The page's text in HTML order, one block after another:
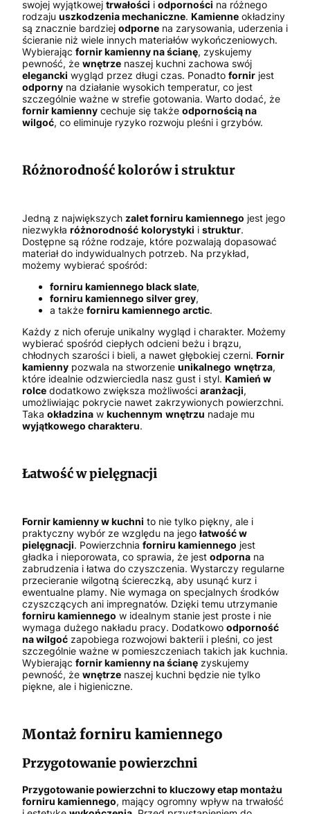
swojej wyjątkowej trwałości i odporności na różnego
rodzaju uszkodzenia mechaniczne. Kamienne okładziny
są znacznie bardziej odporne na zarysowania, uderzenia i
ścieranie niż wiele innych materiałów wykończeniowych.
Wybierając fornir kamienny na ścianę, zyskujemy
pewność, że wnętrze naszej kuchni zachowa swój
elegancki wygląd przez długi czas. Ponadto fornir jest
odporny na działanie wysokich temperatur, co jest
szczególnie ważne w strefie gotowania. Warto dodać, że
fornir kamienny cechuje się także odpornością na
wilgoć, co eliminuje ryzyko rozwoju pleśni i grzybów.
Różnorodność kolorów i struktur
Jedną z największych zalet forniru kamiennego jest jego
niezwykła różnorodność kolorystyki i struktur.
Dostępne są różne rodzaje, które pozwalają dopasować
materiał do indywidualnych potrzeb. Na przykład,
możemy wybierać spośród:
forniru kamiennego black slate,
forniru kamiennego silver grey,
a także forniru kamiennego arctic.
Każdy z nich oferuje unikalny wygląd i charakter. Możemy
wybierać spośród ciepłych odcieni beżu i brązu,
chłodnych szarości i bieli, a nawet głębokiej czerni. Fornir
kamienny pozwala na stworzenie unikalnego wnętrza,
które idealnie odzwierciedla nasz gust i styl. Kamień w
rolce dodatkowo zwiększa możliwości aranżacji,
umożliwiając pokrycie nawet zakrzywionych powierzchni.
Taka okładzina w kuchennym wnętrzu nadaje mu
wyjątkowego charakteru.
Łatwość w pielęgnacji
Fornir kamienny w kuchni to nie tylko piękny, ale i
praktyczny wybór ze względu na jego łatwość w
pielęgnacji. Powierzchnia forniru kamiennego jest
gładka i nieporowata, co sprawia, że jest odporna na
zabrudzenia i łatwa do czyszczenia. Wystarczy regularne
przecieranie wilgotną ściereczką, aby usunąć kurz i
ewentualne plamy. Nie wymaga on specjalnych środków
czyszczących ani impregnatów. Dzięki temu utrzymanie
forniru kamiennego w idealnym stanie jest proste i nie
wymaga dużego nakładu pracy. Dodatkowo odporność
na wilgoć zapobiega rozwojowi bakterii i pleśni, co jest
szczególnie ważne w pomieszczeniach takich jak kuchnia.
Wybierając fornir kamienny na ścianę zyskujemy
pewność, że wnętrze naszej kuchni będzie nie tylko
piękne, ale i higieniczne.
Montaż forniru kamiennego
Przygotowanie powierzchni
Przygotowanie powierzchni to kluczowy etap montażu
forniru kamiennego, mający ogromny wpływ na trwałość